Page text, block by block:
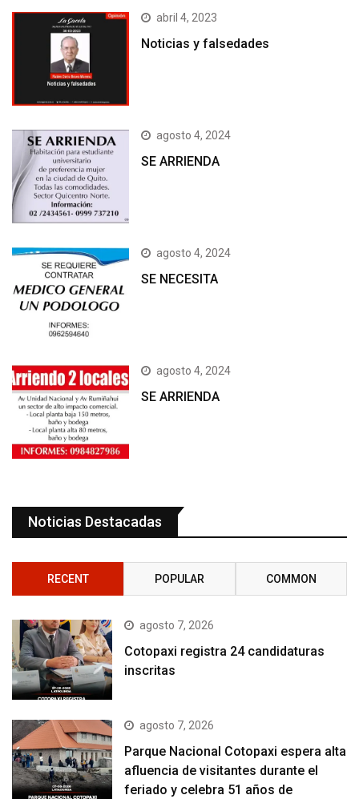
abril 4, 2023
Noticias y falsedades
agosto 4, 2024
SE ARRIENDA
agosto 4, 2024
SE NECESITA
agosto 4, 2024
SE ARRIENDA
Noticias Destacadas
RECENT POPULAR COMMON
agosto 7, 2026
Cotopaxi registra 24 candidaturas
inscritas
agosto 7, 2026
Parque Nacional Cotopaxi espera alta
afluencia de visitantes durante el
feriado y celebra 51 años de